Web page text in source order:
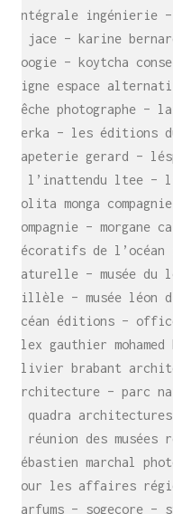
intégrale ingénierie
– jace – karine
boogie – koytcha
ligne espace
bêche photographe –
lerka – les éditions
papeterie gerard –
– l’inattendu ltee –
lolita monga
compagnie – morgane
décoratifs de
naturelle – musée du
villèle – musée léon
océan éditions –
alex gauthier
olivier brabant
architecture – parc
– quadra
– réunion des
sébastien marchal
pour les affaires
parfums – sogecore
SE
C’est
afin de